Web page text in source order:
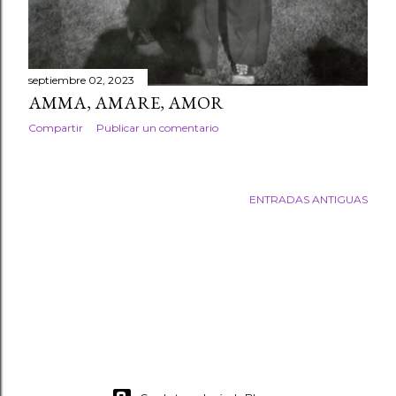
septiembre 02, 2023
AMMA, AMARE, AMOR
Compartir Publicar un comentario
ENTRADAS ANTIGUAS